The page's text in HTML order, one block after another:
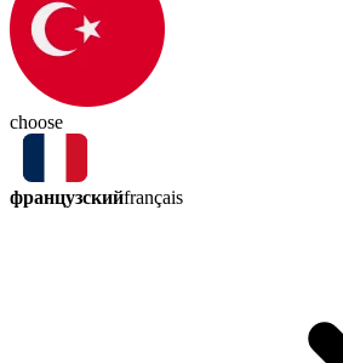
choose
французскийfrançais